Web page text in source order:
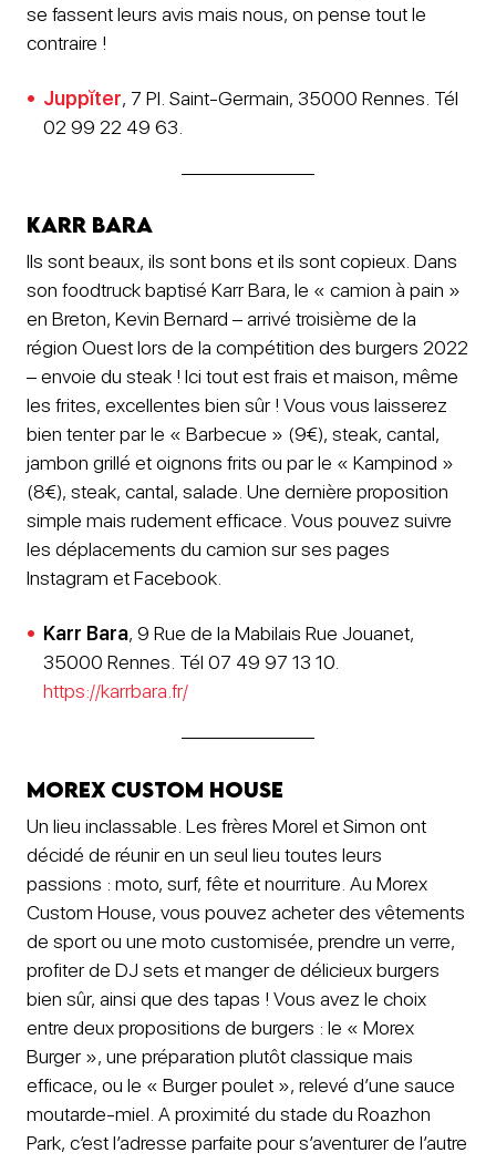
se fassent leurs avis mais nous, on pense tout le
contraire !
Juppĭter, 7 Pl. Saint-Germain, 35000 Rennes. Tél
02 99 22 49 63.
Karr Bara
Ils sont beaux, ils sont bons et ils sont copieux. Dans
son foodtruck baptisé Karr Bara, le « camion à pain »
en Breton, Kevin Bernard – arrivé troisième de la
région Ouest lors de la compétition des burgers 2022
– envoie du steak ! Ici tout est frais et maison, même
les frites, excellentes bien sûr ! Vous vous laisserez
bien tenter par le « Barbecue » (9€), steak, cantal,
jambon grillé et oignons frits ou par le « Kampinod »
(8€), steak, cantal, salade. Une dernière proposition
simple mais rudement efficace. Vous pouvez suivre
les déplacements du camion sur ses pages
Instagram et Facebook.
Karr Bara, 9 Rue de la Mabilais Rue Jouanet,
35000 Rennes. Tél 07 49 97 13 10.
https://karrbara.fr/
Morex Custom House
Un lieu inclassable. Les frères Morel et Simon ont
décidé de réunir en un seul lieu toutes leurs
passions : moto, surf, fête et nourriture. Au Morex
Custom House, vous pouvez acheter des vêtements
de sport ou une moto customisée, prendre un verre,
profiter de DJ sets et manger de délicieux burgers
bien sûr, ainsi que des tapas ! Vous avez le choix
entre deux propositions de burgers : le « Morex
Burger », une préparation plutôt classique mais
efficace, ou le « Burger poulet », relevé d’une sauce
moutarde-miel. A proximité du stade du Roazhon
Park, c’est l’adresse parfaite pour s’aventurer de l’autre